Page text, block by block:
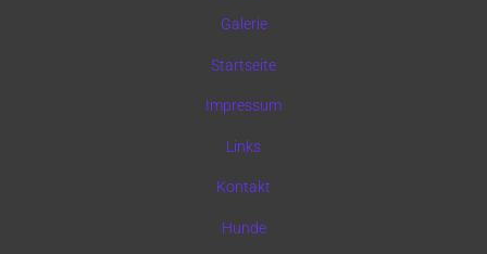
Galerie
Startseite
Impressum
Links
Kontakt
Hunde